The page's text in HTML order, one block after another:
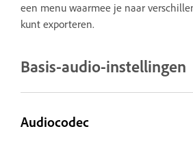
een menu waarmee je naar
kunt exporteren.
Basis-audio-instellingen
Audiocodec